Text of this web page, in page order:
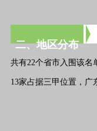
二、地区分布
共有22个省市入围该名
13家占据三甲位置，广